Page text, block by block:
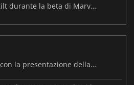
PlayStation Network in tilt durante la beta di Marvel Tōkon
MARVEL Tōkon debutta con la presentazione della roadmap per il primo anno